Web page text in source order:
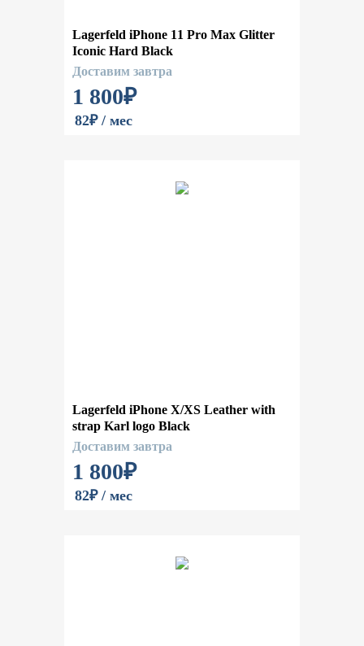
Lagerfeld iPhone 11 Pro Max Glitter
Iconic Hard Black
Доставим завтра
1 800₽
82₽ / мес
Lagerfeld iPhone X/XS Leather with
strap Karl logo Black
Доставим завтра
1 800₽
82₽ / мес